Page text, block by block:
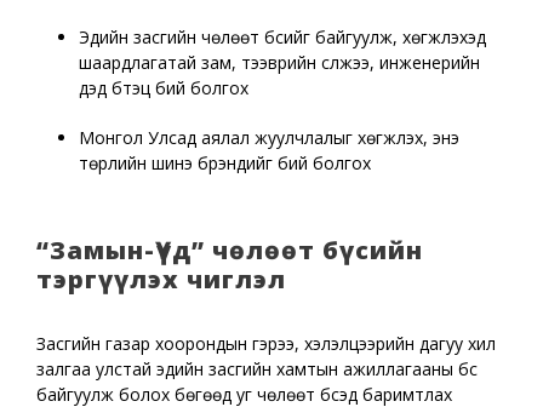
Эдийн засгийн чөлөөт бүсийг байгуулж, хөгжүүлэхэд
шаардлагатай зам, тээврийн сүлжээ, инженерийн
дэд бүтэц бий болгох
Монгол Улсад аялал жуулчлалыг хөгжүүлэх, энэ
төрлийн шинэ брэндийг бий болгох
“Замын-Үүд” чөлөөт бүсийн
тэргүүлэх чиглэл
Засгийн газар хоорондын гэрээ, хэлэлцээрийн дагуу хил
залгаа улстай эдийн засгийн хамтын ажиллагааны бүс
байгуулж болох бөгөөд уг чөлөөт бүсэд баримтлах